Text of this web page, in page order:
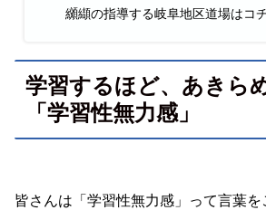
纐纈の指導する岐阜地区道場はコ
学習するほど、あきら
「学習性無力感」
皆さんは「学習性無力感」って言葉を